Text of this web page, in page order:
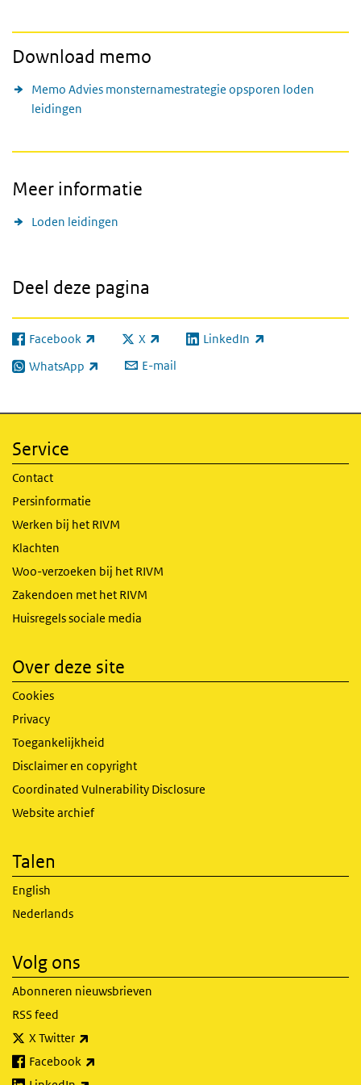
Download memo
Memo Advies monsternamestrategie opsporen loden
leidingen
Meer informatie
Loden leidingen
Deel deze pagina
Facebook
(externe link) X
(externe link) LinkedIn
(externe link)
WhatsApp
(externe link) E-mail
Service
Contact
Persinformatie
Werken bij het RIVM
Klachten
Woo-verzoeken bij het RIVM
Zakendoen met het RIVM
Huisregels sociale media
Over deze site
Cookies
Privacy
Toegankelijkheid
Disclaimer en copyright
Coordinated Vulnerability Disclosure
Website archief
Talen
English
Nederlands
Volg ons
Abonneren nieuwsbrieven
RSS feed
X Twitter
Facebook